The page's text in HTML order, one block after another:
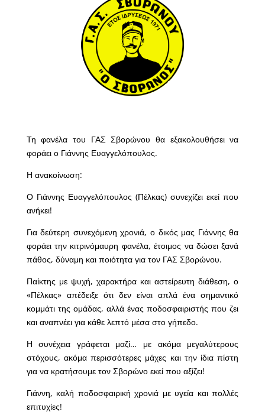
Τη φανέλα του ΓΑΣ Σβορώνου θα εξακολουθήσει να
φοράει ο Γιάννης Ευαγγελόπουλος.
Η ανακοίνωση:
Ο Γιάννης Ευαγγελόπουλος (Πέλκας) συνεχίζει εκεί που
ανήκει!
Για δεύτερη συνεχόμενη χρονιά, ο δικός μας Γιάννης θα
φοράει την κιτρινόμαυρη φανέλα, έτοιμος να δώσει ξανά
πάθος, δύναμη και ποιότητα για τον ΓΑΣ Σβορώνου.
Παίκτης με ψυχή, χαρακτήρα και αστείρευτη διάθεση, ο
«Πέλκας» απέδειξε ότι δεν είναι απλά ένα σημαντικό
κομμάτι της ομάδας, αλλά ένας ποδοσφαιριστής που ζει
και αναπνέει για κάθε λεπτό μέσα στο γήπεδο.
Η συνέχεια γράφεται μαζί… με ακόμα μεγαλύτερους
στόχους, ακόμα περισσότερες μάχες και την ίδια πίστη
για να κρατήσουμε τον Σβορώνο εκεί που αξίζει!
Γιάννη, καλή ποδοσφαιρική χρονιά με υγεία και πολλές
επιτυχίες!